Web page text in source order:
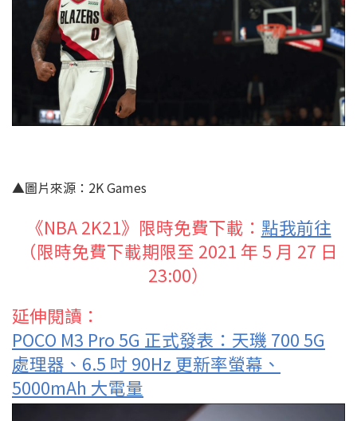
▲圖片來源：2K Games
《NBA 2K21》限時免費下載： 點我前往
（限時免費下載期限至 2021 年 5 月 27 日
23:00）
延伸閱讀：
POCO M3 Pro 5G 正式發表：天璣 700 5G
處理器、6.5 吋 90Hz 更新率螢幕、
5000mAh 大電量